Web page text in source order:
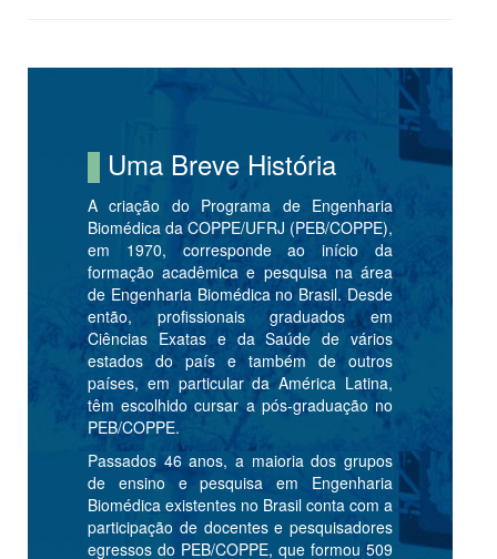
Uma Breve História
A criação do Programa de Engenharia
Biomédica da COPPE/UFRJ (PEB/COPPE),
em 1970, corresponde ao início da
formação acadêmica e pesquisa na área
de Engenharia Biomédica no Brasil. Desde
então, profissionais graduados em
Ciências Exatas e da Saúde de vários
estados do país e também de outros
países, em particular da América Latina,
têm escolhido cursar a pós-graduação no
PEB/COPPE.
Passados 46 anos, a maioria dos grupos
de ensino e pesquisa em Engenharia
Biomédica existentes no Brasil conta com a
participação de docentes e pesquisadores
egressos do PEB/COPPE, que formou 509